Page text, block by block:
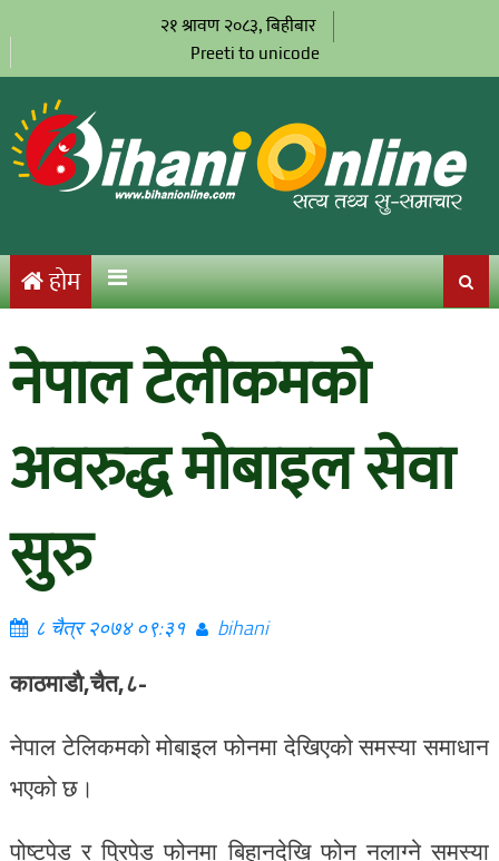
२१ श्रावण २०८३, बिहीबार
Preeti to unicode
होम
नेपाल टेलीकमको
अवरुद्ध मोबाइल सेवा
सुरु
८ चैत्र २०७४ ०९:३१ bihani
काठमाडाै‌,चैत,८-
नेपाल टेलिकमको मोबाइल फोनमा देखिएको समस्या समाधान
भएको छ।
पोष्टपेड र प्रिपेड फोनमा बिहानदेखि फोन नलाग्ने समस्या